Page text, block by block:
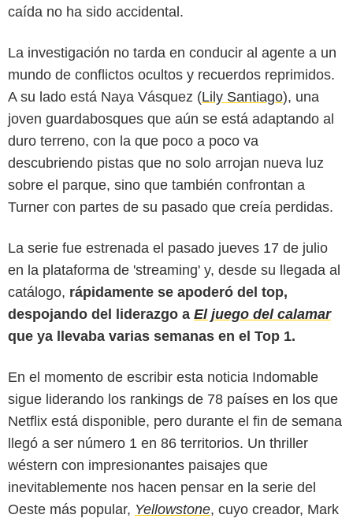
caída no ha sido accidental.
La investigación no tarda en conducir al agente a un
mundo de conflictos ocultos y recuerdos reprimidos.
A su lado está Naya Vásquez (Lily Santiago), una
joven guardabosques que aún se está adaptando al
duro terreno, con la que poco a poco va
descubriendo pistas que no solo arrojan nueva luz
sobre el parque, sino que también confrontan a
Turner con partes de su pasado que creía perdidas.
La serie fue estrenada el pasado jueves 17 de julio
en la plataforma de 'streaming' y, desde su llegada al
catálogo, rápidamente se apoderó del top,
despojando del liderazgo a El juego del calamar
que ya llevaba varias semanas en el Top 1.
En el momento de escribir esta noticia Indomable
sigue liderando los rankings de 78 países en los que
Netflix está disponible, pero durante el fin de semana
llegó a ser número 1 en 86 territorios. Un thriller
wéstern con impresionantes paisajes que
inevitablemente nos hacen pensar en la serie del
Oeste más popular, Yellowstone, cuyo creador, Mark